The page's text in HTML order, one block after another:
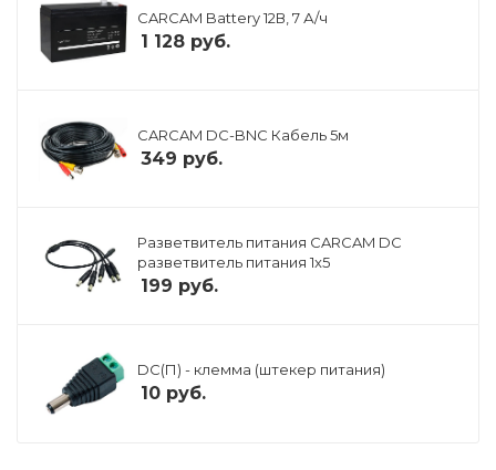
CARCAM Battery 12В, 7 А/ч
1 128 руб.
CARCAM DC-BNC Кабель 5м
349 руб.
Разветвитель питания CARCAM DC
разветвитель питания 1x5
199 руб.
DC(П) - клемма (штекер питания)
10 руб.